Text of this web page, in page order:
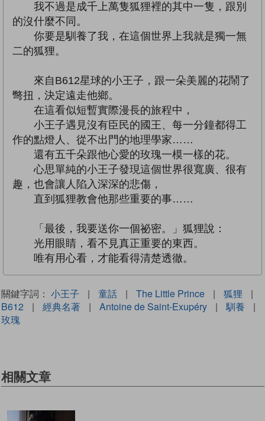
我不過是成千上萬隻狐狸裡的其中一隻，跟別
的沒什麼不同。
你要是馴養了我，在這個世界上我就是獨一無
二的狐狸。
來自B612星球的小王子，跟一朵美麗的花鬧了
彆扭，決定遠走他鄉。
在這看似短暫實際漫長的旅程中，
小王子遇見沒有臣民的國王、每一分鐘都得工
作的點燈人、從不出門的地理學家……
還有五千朵跟他心愛的玫瑰一模一樣的花。
心思單純的小王子發現這個世界很寬廣、很有
趣，也會讓人陷入深深的悲傷，
直到狐狸教會他那些重要的事……
「最後，我要送你一個祕密。」狐狸說：
光用眼睛，看不見真正重要的東西。
唯有用心看，才能看得清楚透徹。
關鍵字詞： 小王子 | 童話 | The Little Prince | 狐狸
|
B612
| 經典名著 | Antoine de Saint-Exupéry | 馴養
|
玫瑰
相關文章